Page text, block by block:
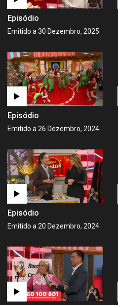
Episódio
Emitido a 30 Dezembro, 2025
Episódio
Emitido a 26 Dezembro, 2024
Episódio
Emitido a 20 Dezembro, 2024